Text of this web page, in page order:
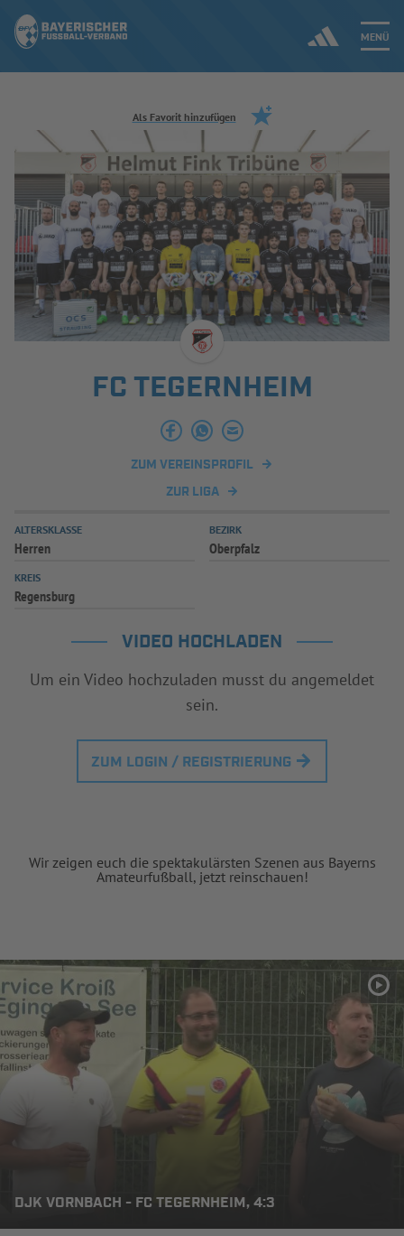
MENÜ
Jetzt einloggen
ERGEBNISSE & WETTBEWERBE
NEUIGKEITEN
SPIELBETRIEB & VERBANDSLEBEN
AUSBILDUNG & FÖRDERUNG
INFOTHEK SPIELPLUS
Als Favorit hinzufügen
FC TEGERNHEIM
ZUM VEREINSPROFIL
ZUR LIGA
ALTERSKLASSE
Herren
BEZIRK
Oberpfalz
KREIS
Regensburg
VIDEO HOCHLADEN
Um ein Video hochzuladen musst du angemeldet
sein.
ZUM LOGIN / REGISTRIERUNG
Wir zeigen euch die spektakulärsten Szenen aus Bayerns
Amateurfußball, jetzt reinschauen!
DJK VORNBACH - FC TEGERNHEIM, 4:3